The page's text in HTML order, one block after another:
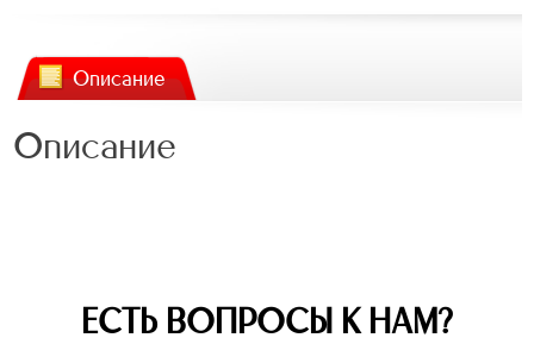
Описание
Описание
ЕСТЬ ВОПРОСЫ К НАМ?